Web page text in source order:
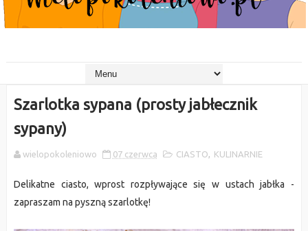
Szarlotka sypana (prosty jabłecznik
sypany)
wielopokoleniowo 07 czerwca CIASTO, KULINARNIE
Delikatne ciasto, wprost rozpływające się w ustach jabłka -
zapraszam na pyszną szarlotkę!